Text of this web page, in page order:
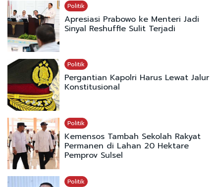
Politik
Apresiasi Prabowo ke Menteri Jadi
Sinyal Reshuffle Sulit Terjadi
Politik
Pergantian Kapolri Harus Lewat Jalur
Konstitusional
Politik
Kemensos Tambah Sekolah Rakyat
Permanen di Lahan 20 Hektare
Pemprov Sulsel
Politik